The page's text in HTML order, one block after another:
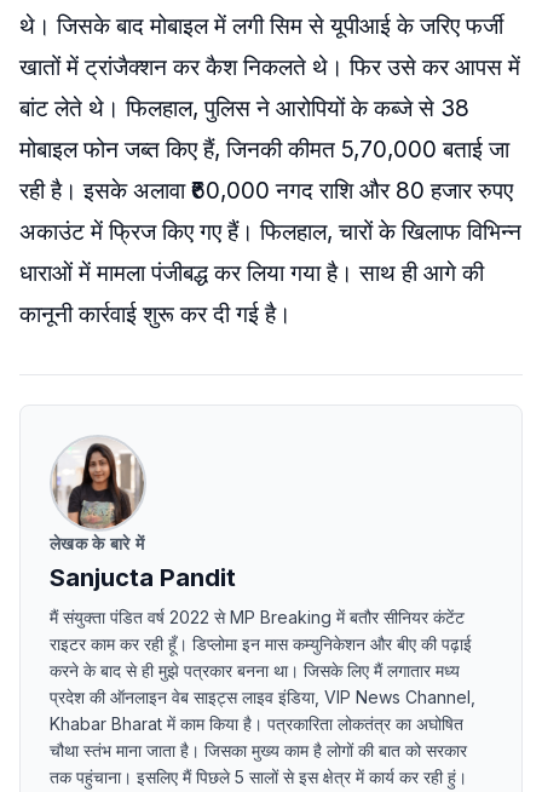
थे। जिसके बाद मोबाइल में लगी सिम से यूपीआई के जरिए फर्जी
खातों में ट्रांजैक्शन कर कैश निकलते थे। फिर उसे कर आपस में
बांट लेते थे। फिलहाल, पुलिस ने आरोपियों के कब्जे से 38
मोबाइल फोन जब्त किए हैं, जिनकी कीमत 5,70,000 बताई जा
रही है। इसके अलावा ₹60,000 नगद राशि और 80 हजार रुपए
अकाउंट में फ्रिज किए गए हैं। फिलहाल, चारों के खिलाफ विभिन्न
धाराओं में मामला पंजीबद्ध कर लिया गया है। साथ ही आगे की
कानूनी कार्रवाई शुरू कर दी गई है।
लेखक के बारे में
Sanjucta Pandit
मैं संयुक्ता पंडित वर्ष 2022 से MP Breaking में बतौर सीनियर कंटेंट
राइटर काम कर रही हूँ। डिप्लोमा इन मास कम्युनिकेशन और बीए की पढ़ाई
करने के बाद से ही मुझे पत्रकार बनना था। जिसके लिए मैं लगातार मध्य
प्रदेश की ऑनलाइन वेब साइट्स लाइव इंडिया, VIP News Channel,
Khabar Bharat में काम किया है। पत्रकारिता लोकतंत्र का अघोषित
चौथा स्तंभ माना जाता है। जिसका मुख्य काम है लोगों की बात को सरकार
तक पहुंचाना। इसलिए मैं पिछले 5 सालों से इस क्षेत्र में कार्य कर रही हुं।